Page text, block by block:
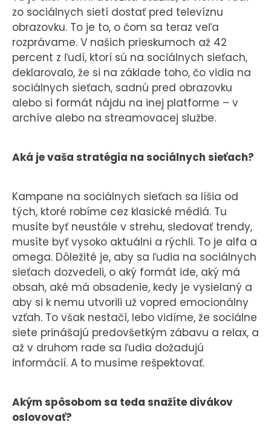
zo sociálnych sietí dostať pred televíznu
obrazovku. To je to, o čom sa teraz veľa
rozprávame. V našich prieskumoch až 42
percent z ľudí, ktorí sú na sociálnych sieťach,
deklarovalo, že si na základe toho, čo vidia na
sociálnych sieťach, sadnú pred obrazovku
alebo si formát nájdu na inej platforme – v
archíve alebo na streamovacej službe.
Aká je vaša stratégia na sociálnych sieťach?
Kampane na sociálnych sieťach sa líšia od
tých, ktoré robíme cez klasické médiá. Tu
musíte byť neustále v strehu, sledovať trendy,
musíte byť vysoko aktuálni a rýchli. To je alfa a
omega. Dôležité je, aby sa ľudia na sociálnych
sieťach dozvedeli, o aký formát ide, aký má
obsah, aké má obsadenie, kedy je vysielaný a
aby si k nemu utvorili už vopred emocionálny
vzťah. To však nestačí, lebo vidíme, že sociálne
siete prinášajú predovšetkým zábavu a relax, a
až v druhom rade sa ľudia dožadujú
informácií. A to musíme rešpektovať.
Akým spôsobom sa teda snažíte divákov
oslovovať?